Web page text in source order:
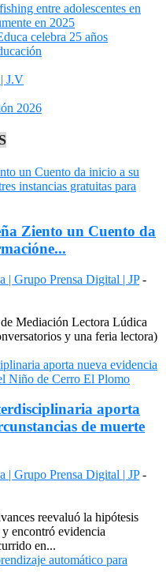
entre adolescentes en
en 2025
celebra 25 años
J.V
Ziento un Cuento da
| Grupo Prensa Digital | JP -
Mediación Lectora Lúdica
y una feria lectora)
aporta
de muerte
| Grupo Prensa Digital | JP -
reevaluó la hipótesis
encontró evidencia
en...